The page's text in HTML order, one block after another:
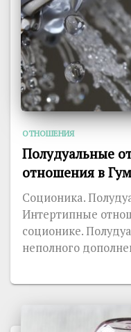
ОТНОШЕНИЯ
Полудуальные
отношения в
Соционика.
Интертипные
соционике.
неполного